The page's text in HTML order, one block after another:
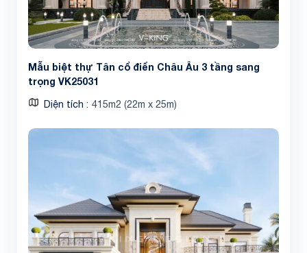
Mẫu biệt thự Tân cổ điển Châu Âu 3 tầng sang
trọng VK25031
Diện tích 415m2 (22m x 25m)